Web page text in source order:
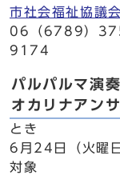
市社会福祉協議
06（6789）
9174
パルパルマ演
オカリナアン
とき
6月24日（火曜
対象